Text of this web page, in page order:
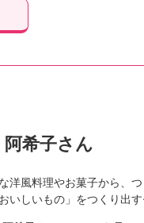
阿希子さん
洋風料理やお菓子から、
いしいもの」をつくり出す